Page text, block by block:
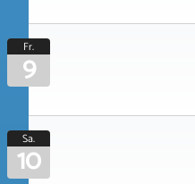
Fr.
9
Sa.
10